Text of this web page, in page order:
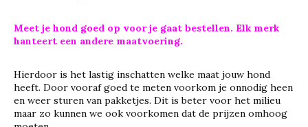
Meet je hond goed op voor je gaat bestellen. Elk merk
hanteert een andere maatvoering.
Hierdoor is het lastig inschatten welke maat jouw hond
heeft. Door vooraf goed te meten voorkom je onnodig heen
en weer sturen van pakketjes. Dit is beter voor het milieu
maar zo kunnen we ook voorkomen dat de prijzen omhoog